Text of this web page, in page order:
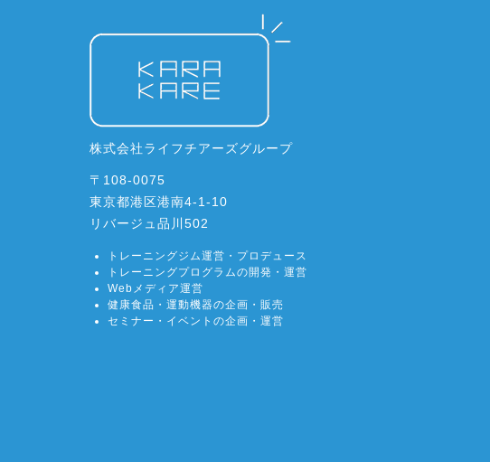
株式会社ライフチアーズグループ
〒108-0075
東京都港区港南4-1-10
リバージュ品川502
トレーニングジム運営・プロデュース
トレーニングプログラムの開発・運営
Webメディア運営
健康食品・運動機器の企画・販売
セミナー・イベントの企画・運営